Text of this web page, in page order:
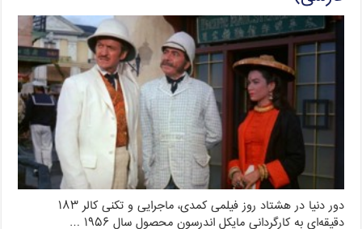
دور دنیا در هشتاد روز فیلمی کمدی، ماجرایی و تکنی کالر ۱۸۳
دقیقه‌ای به کارگردانی مایکل اندرسون محصول سال ۱۹۵۶ …